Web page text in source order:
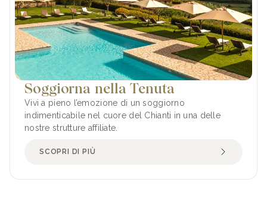
Soggiorna nella Tenuta
Vivi a pieno l’emozione di un soggiorno
indimenticabile nel cuore del Chianti in una delle
nostre strutture affiliate.
SCOPRI DI PIÙ